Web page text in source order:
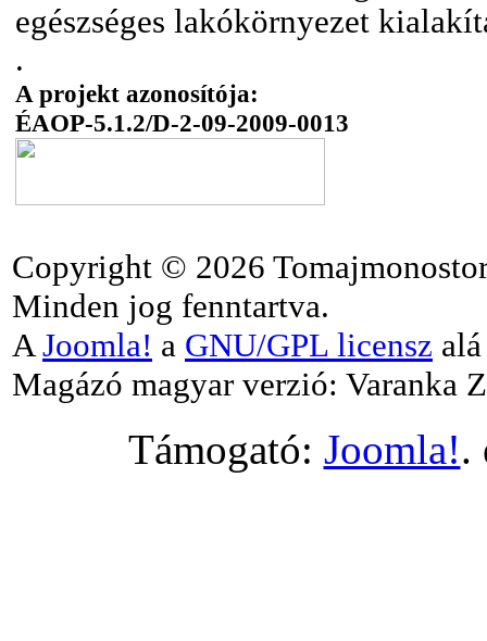
egészséges lakókörnyezet
.
A projekt azonosítója:
ÉAOP-5.1.2/D-2-09-2009-0013
Copyright © 2026
Minden jog fenntartva.
A Joomla! a GNU/GPL licensz
Magázó magyar verzió: Varanka
Támogató: Joomla!.